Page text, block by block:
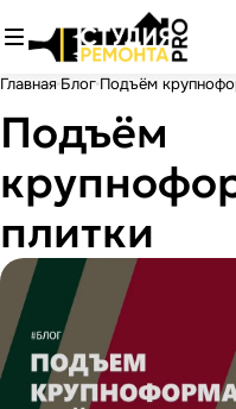
Главная Блог Подъём
Подъём
плитки